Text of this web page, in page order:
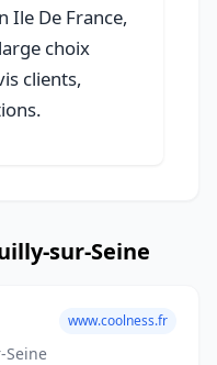
Ile De France,
choix
clients,
sur-Seine
Seine
www.coolness.fr